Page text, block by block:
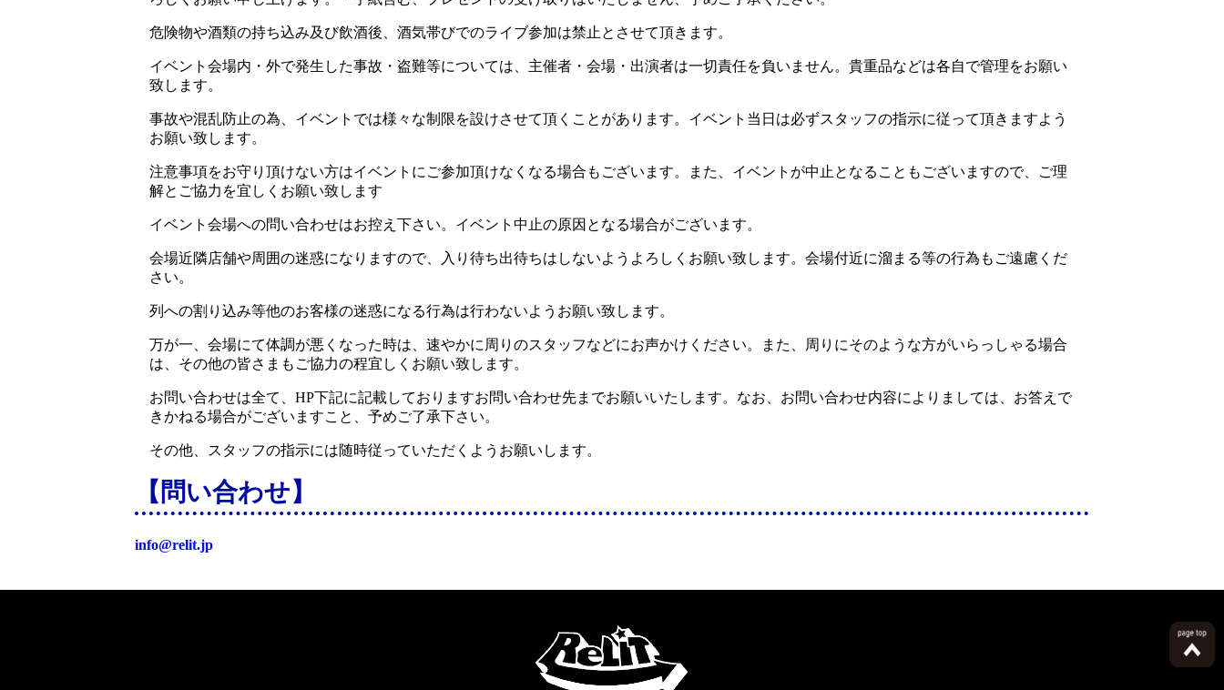
危険物や酒類の持ち込み及び飲酒後、酒気帯びでのライブ参加は禁止とさせて頂きます。
イベント会場内・外で発生した事故・盗難等については、主催者・会場・出演者は一切責任を負いません。貴重品などは各自で管理をお願い
致します。
事故や混乱防止の為、イベントでは様々な制限を設けさせて頂くことがあります。イベント当日は必ずスタッフの指示に従って頂きますよう
お願い致します。
注意事項をお守り頂けない方はイベントにご参加頂けなくなる場合もございます。また、イベントが中止となることもございますので、ご理
解とご協力を宜しくお願い致します
イベント会場への問い合わせはお控え下さい。イベント中止の原因となる場合がございます。
会場近隣店舗や周囲の迷惑になりますので、入り待ち出待ちはしないようよろしくお願い致します。会場付近に溜まる等の行為もご遠慮くだ
さい。
列への割り込み等他のお客様の迷惑になる行為は行わないようお願い致します。
万が一、会場にて体調が悪くなった時は、速やかに周りのスタッフなどにお声かけください。また、周りにそのような方がいらっしゃる場合
は、その他の皆さまもご協力の程宜しくお願い致します。
お問い合わせは全て、HP下記に記載しておりますお問い合わせ先までお願いいたします。なお、お問い合わせ内容によりましては、お答えで
きかねる場合がございますこと、予めご了承下さい。
その他、スタッフの指示には随時従っていただくようお願いします。
【問い合わせ】
info@relit.jp